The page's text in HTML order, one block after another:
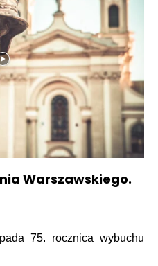
Warszawskiego.
75. rocznica wybuchu